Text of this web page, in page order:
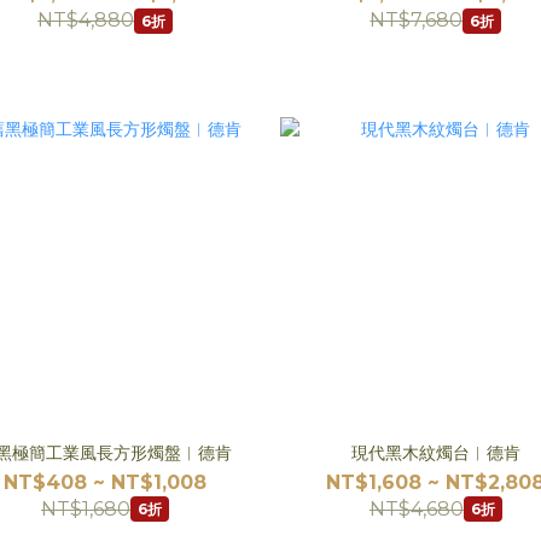
NT$4,880 6折
NT$7,680 6折
極簡工業風長方形燭盤︱德肯
NT$408 ~ NT$1,008
NT$1,680 6折
現代黑木紋燭台︱德肯
NT$1,608 ~
NT$4,680 6折